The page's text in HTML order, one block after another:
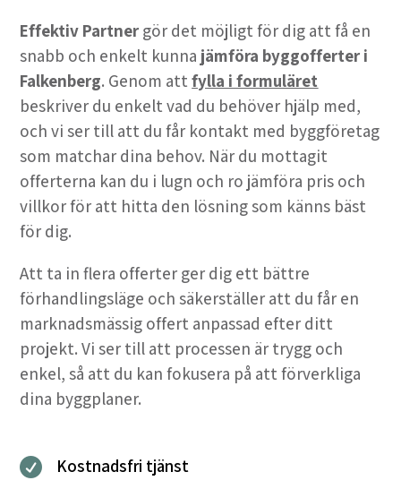
Effektiv Partner gör det möjligt för dig att få en
snabb och enkelt kunna jämföra byggofferter i
Falkenberg. Genom attfylla i formuläret
beskriver du enkelt vad du behöver hjälp med,
och vi ser till att du får kontakt med byggföretag
som matchar dina behov. När du mottagit
offerterna kan du i lugn och ro jämföra pris och
villkor för att hitta den lösning som känns bäst
för dig.
Att ta in flera offerter ger dig ett bättre
förhandlingsläge och säkerställer att du får en
marknadsmässig offert anpassad efter ditt
projekt. Vi ser till att processen är trygg och
enkel, så att du kan fokusera på att förverkliga
dina byggplaner.
 Kostnadsfri tjänst